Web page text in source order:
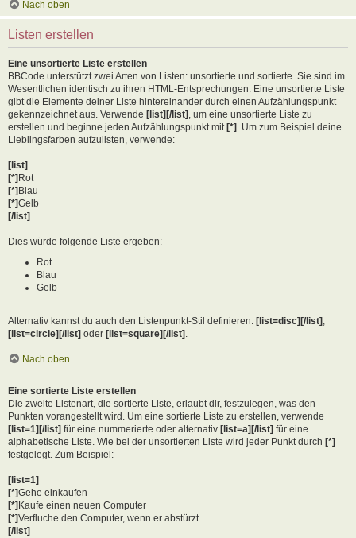
Nach oben
Listen erstellen
Eine unsortierte Liste erstellen
BBCode unterstützt zwei Arten von Listen: unsortierte und sortierte. Sie sind im
Wesentlichen identisch zu ihren HTML-Entsprechungen. Eine unsortierte Liste
gibt die Elemente deiner Liste hintereinander durch einen Aufzählungspunkt
gekennzeichnet aus. Verwende [list][/list] , um eine unsortierte Liste zu
erstellen und beginne jeden Aufzählungspunkt mit [*] . Um zum Beispiel deine
Lieblingsfarben aufzulisten, verwende:
[list]
[*] Rot
[*] Blau
[*]Gelb
[/list]
Dies würde folgende Liste ergeben:
Rot
Blau
Gelb
Alternativ kannst du auch den Listenpunkt-Stil definieren: [list=disc][/list] ,
[list=circle][/list] oder [list=square][/list] .
Nach oben
Eine sortierte Liste erstellen
Die zweite Listenart, die sortierte Liste, erlaubt dir, festzulegen, was den
Punkten vorangestellt wird. Um eine sortierte Liste zu erstellen, verwende
[list=1][/list] für eine nummerierte oder alternativ [list=a][/list] für eine
alphabetische Liste. Wie bei der unsortierten Liste wird jeder Punkt durch [*]
festgelegt. Zum Beispiel:
[list=1]
[*]Gehe einkaufen
[*] Kaufe einen neuen Computer
[*]Verfluche den Computer, wenn er abstürzt
[/list]